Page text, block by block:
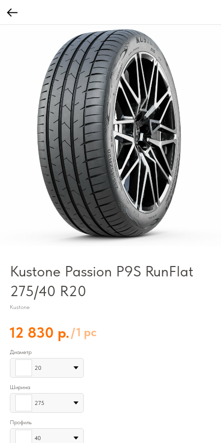
Kustone Passion P9S RunFlat
275/40 R20
Kustone
12 830 р. /1 pc
Диаметр
20
Ширина
275
Профиль
40